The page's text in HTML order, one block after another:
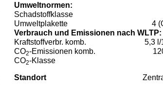
Umweltnormen:
Schadstoffklasse
Umweltplakette
4
Verbrauch und Emissionen nach WLTP:
Kraftstoffverbr. komb.
5,3 l/
CO2-Emissionen komb.
CO2-Klasse
Standort